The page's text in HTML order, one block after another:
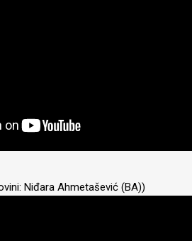
Niđara Ahmetašević (BA))